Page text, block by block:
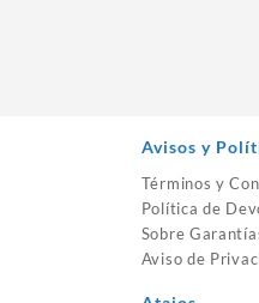
Avisos y
Términos y
Política de
Sobre
Aviso de